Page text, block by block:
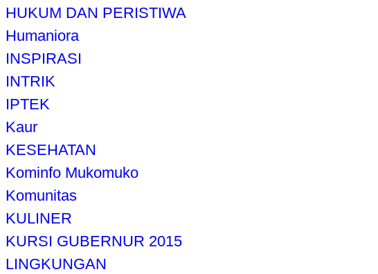
HUKUM DAN PERISTIWA
Humaniora
INSPIRASI
INTRIK
IPTEK
Kaur
KESEHATAN
Kominfo Mukomuko
Komunitas
KULINER
KURSI GUBERNUR 2015
LINGKUNGAN